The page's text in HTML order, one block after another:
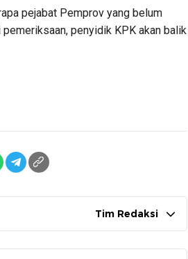
pejabat Pemprov yang belum
penyidik KPK akan balik
Tim Redaksi